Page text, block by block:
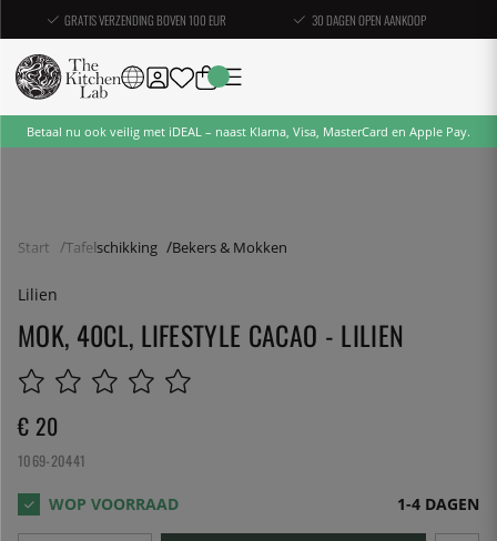
GRATIS VERZENDING BOVEN 100 EUR 30 DAGEN OPEN AANKOOP
Betaal nu ook veilig met iDEAL – naast Klarna, Visa, MasterCard en Apple Pay.
Start Tafelschikking Bekers & Mokken
Lilien
MOK, 40CL, LIFESTYLE CACAO - LILIEN
€ 20
1069-20441
1-4 DAGEN